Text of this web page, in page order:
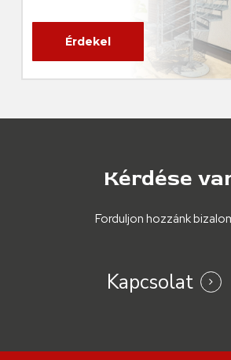
Érdekel
Kérdése
Forduljon hozzánk
Kapcsolat